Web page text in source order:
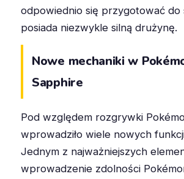
odpowiednio się przygotować do
posiada niezwykle silną drużynę.
Nowe mechaniki w
Sapphire
Pod względem rozgrywki
wprowadziło wiele nowych
Jednym z najważniejszych
wprowadzenie zdolności